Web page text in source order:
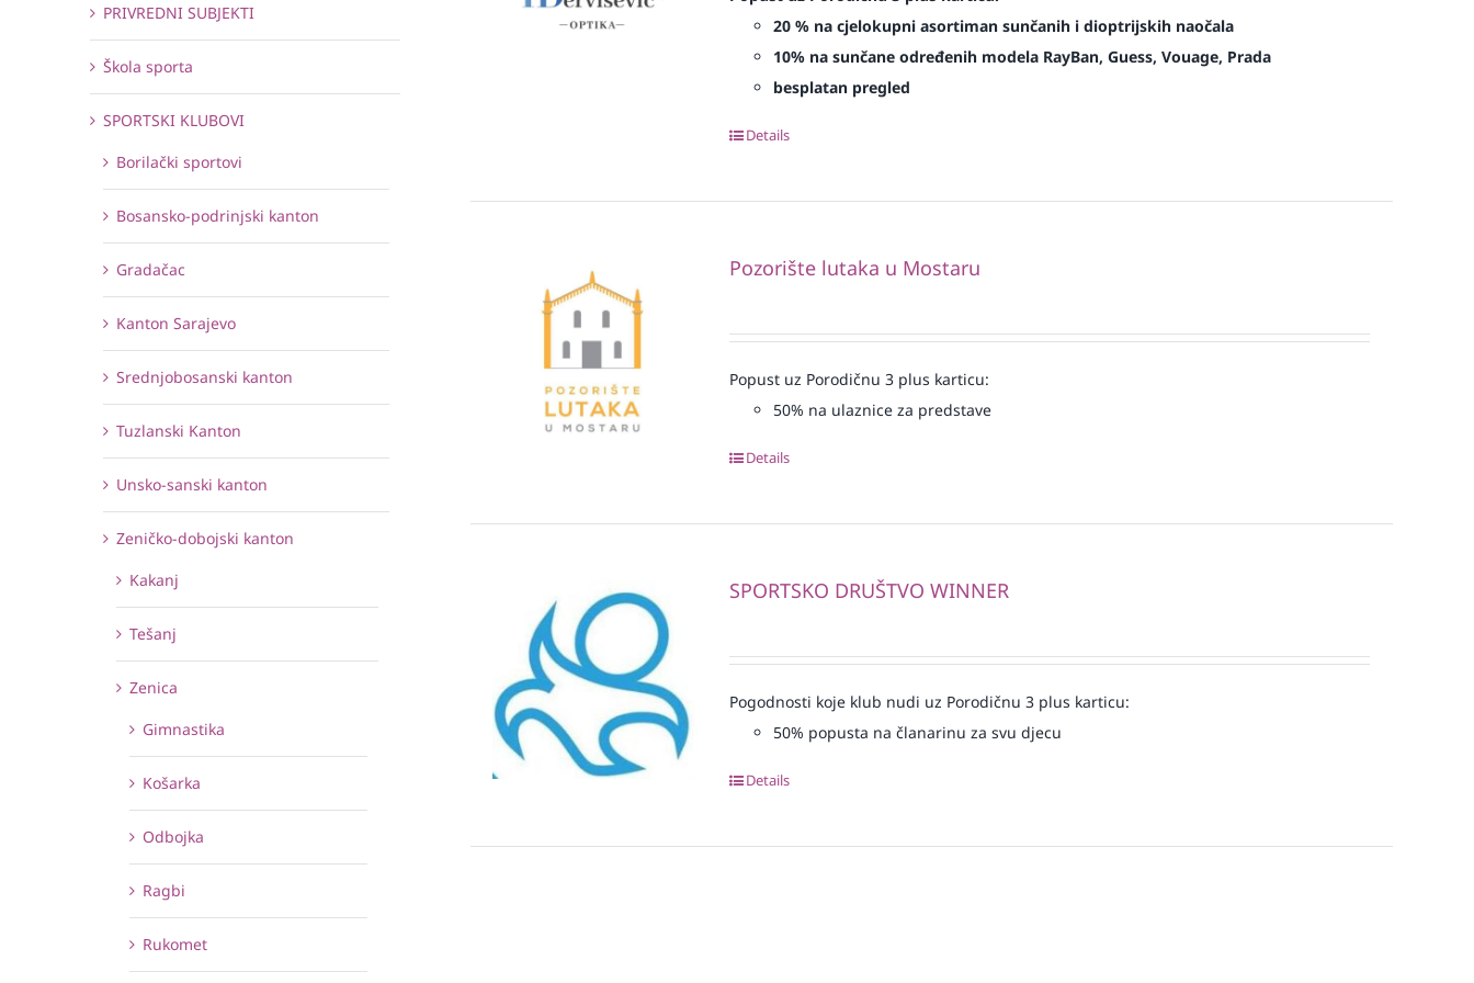
20 % na cjelokupni asortiman sunčanih i dioptrijskih naočala
10% na sunčane određenih modela RayBan, Guess, Vouage, Prada
besplatan pregled
Details
Pozorište lutaka u Mostaru
Popust uz Porodičnu 3 plus karticu:
50% na ulaznice za predstave
Details
SPORTSKO DRUŠTVO WINNER
Pogodnosti koje klub nudi uz Porodičnu 3 plus karticu:
50% popusta na članarinu za svu djecu
Details
PRIVREDNI SUBJEKTI
Škola sporta
SPORTSKI KLUBOVI
Borilački sportovi
Bosansko-podrinjski kanton
Gradačac
Kanton Sarajevo
Srednjobosanski kanton
Tuzlanski Kanton
Unsko-sanski kanton
Zeničko-dobojski kanton
Kakanj
Tešanj
Zenica
Gimnastika
Košarka
Odbojka
Ragbi
Rukomet